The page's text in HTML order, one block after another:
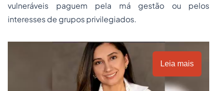
vulneráveis paguem pela má gestão ou pelos
interesses de grupos privilegiados.
Leia mais